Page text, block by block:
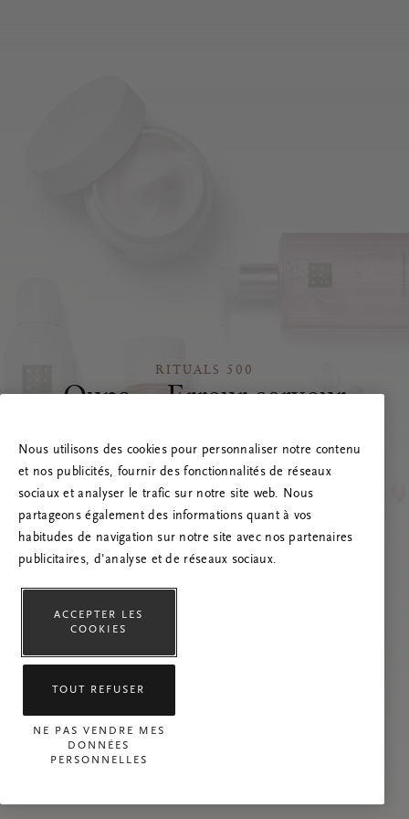
RITUALS 500
Oups… Erreur serveur
nous contacter si le problème persiste.
Nous utilisons des cookies pour personnaliser notre contenu
et nos publicités, fournir des fonctionnalités de réseaux
sociaux et analyser le trafic sur notre site web. Nous
partageons également des informations quant à vos
habitudes de navigation sur notre site avec nos partenaires
publicitaires, d'analyse et de réseaux sociaux.
ACCEPTER LES
COOKIES
TOUT REFUSER
NE PAS VENDRE MES
DONNÉES
PERSONNELLES